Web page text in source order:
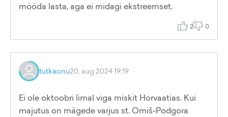
mööda lasta, aga ei midagi ekstreemset.
2 0
tutkaonu20. aug 2024 19:19
Ei ole oktoobri limal viga miskit Horvaatias. Kui
majutus on mägede varjus st. Omiš-Podgora